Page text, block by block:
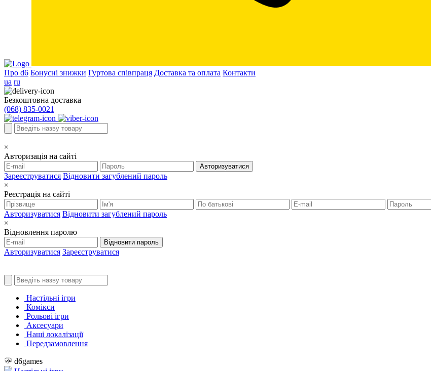
Про d6 Бонусні знижки Гуртова співпраця Доставка та оплата Контакти
ua ru
Безкоштовна доставка
(068) 835-0021
×
Авторизація на сайті
Авторизуватися
Зареєструватися Відновити загублений пароль
×
Реєстрація на сайті
Авторизуватися Відновити загублений пароль
×
Відновлення паролю
Відновити пароль
Авторизуватися Зареєструватися
Настільні ігри
Комікси
Рольові ігри
Аксесуари
Наші локалізації
Передзамовлення
d6games